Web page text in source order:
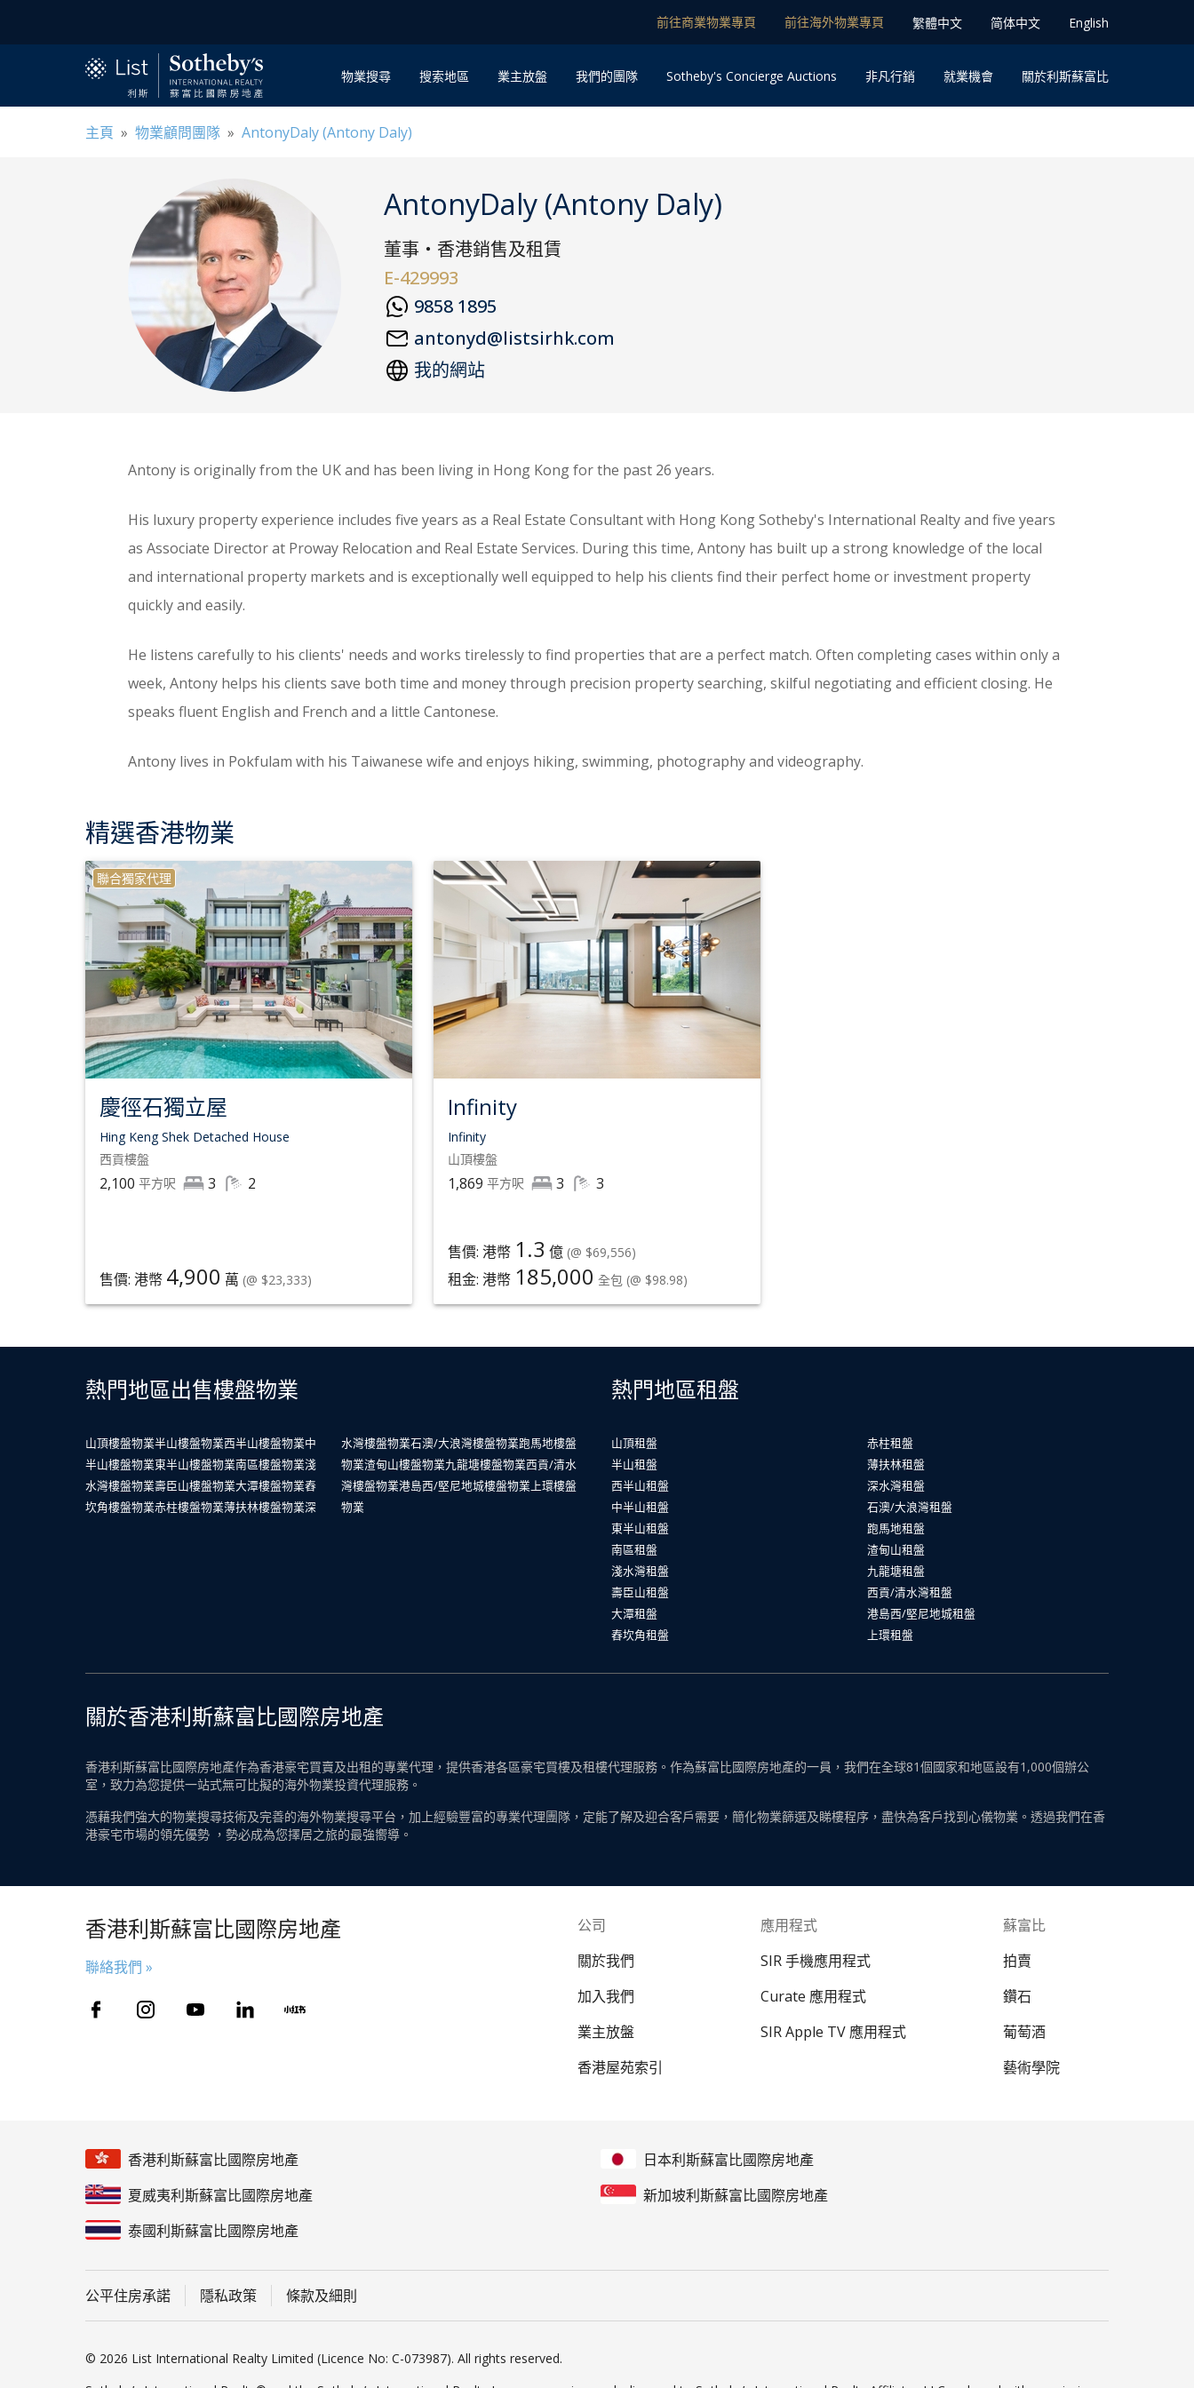
前往商業物業專頁 前往海外物業專⾴ 䌓體中文 简体中⽂ English
物業搜尋 搜索地區 業主放盤 我們的團隊 Sotheby's Concierge Auctions ⾮凡⾏銷 就業機會 關於利斯蘇富比
主頁 » 物業顧問團隊 » AntonyDaly (Antony Daly)
AntonyDaly (Antony Daly)
董事・香港銷售及租賃
E-429993
9858 1895
antonyd@listsirhk.com
我的網站
Antony is originally from the UK and has been living in Hong Kong for the past 26 years.
His luxury property experience includes five years as a Real Estate Consultant with Hong Kong Sotheby's International Realty and five years
as Associate Director at Proway Relocation and Real Estate Services. During this time, Antony has built up a strong knowledge of the local
and international property markets and is exceptionally well equipped to help his clients find their perfect home or investment property
quickly and easily.
He listens carefully to his clients' needs and works tirelessly to find properties that are a perfect match. Often completing cases within only a
week, Antony helps his clients save both time and money through precision property searching, skilful negotiating and efficient closing. He
speaks fluent English and French and a little Cantonese.
Antony lives in Pokfulam with his Taiwanese wife and enjoys hiking, swimming, photography and videography.
精選香港物業
聯合獨家代理
慶徑石獨立屋
Hing Keng Shek Detached House
西貢樓盤
2,100 平方呎 3 2
售價: 港幣 4,900 萬 (@ $23,333)
Infinity
Infinity
山頂樓盤
1,869 平方呎 3 3
售價: 港幣 1.3 億 (@ $69,556)
租金: 港幣 185,000 全包 (@ $98.98)
熱門地區出售樓盤物業
山頂樓盤物業半山樓盤物業西半山樓盤物業中
半山樓盤物業東半山樓盤物業南區樓盤物業淺
水灣樓盤物業壽臣山樓盤物業大潭樓盤物業舂
坎角樓盤物業赤柱樓盤物業薄扶林樓盤物業深
水灣樓盤物業石澳/大浪灣樓盤物業跑馬地樓盤
物業渣甸山樓盤物業九龍塘樓盤物業西貢/清水
灣樓盤物業港島西/堅尼地城樓盤物業 上環樓盤
物業
熱門地區租盤
山頂租盤
半山租盤
西半山租盤
中半山租盤
東半山租盤
南區租盤
淺水灣租盤
壽臣山租盤
大潭租盤
舂坎角租盤
赤柱租盤
薄扶林租盤
深水灣租盤
石澳/大浪灣租盤
跑馬地租盤
渣甸山租盤
九龍塘租盤
西貢/清水灣租盤
港島西/堅尼地城租盤
上環租盤
關於香港利斯蘇富比國際房地產
香港利斯蘇富比國際房地產作為香港豪宅買賣及出租的專業代理，提供香港各區豪宅買樓及租樓代理服務。作為蘇富比國際房地產的一員，我們在全球81個國家和地區設有1,000個辦公
室，致力為您提供一站式無可比擬的海外物業投資代理服務。
憑藉我們強大的物業搜尋技術及完善的海外物業搜尋平台，加上經驗豐富的專業代理團隊，定能了解及迎合客戶需要，簡化物業篩選及睇樓程序，盡快為客戶找到心儀物業。透過我們在香
港豪宅市場的領先優勢 ，勢必成為您擇居之旅的最強嚮導。
香港利斯蘇富比國際房地產
聯絡我們 »
公司
關於我們
加入我們
業主放盤
香港屋苑索引
應用程式
SIR 手機應用程式
Curate 應用程式
SIR Apple TV 應用程式
蘇富比
拍賣
鑽石
葡萄酒
藝術學院
香港利斯蘇富比國際房地產
日本利斯蘇富比國際房地產
夏威夷利斯蘇富比國際房地產
新加坡利斯蘇富比國際房地產
泰國利斯蘇富比國際房地產
公平住房承諾 隱私政策 條款及細則
© 2026 List International Realty Limited (Licence No: C-073987). All rights reserved.